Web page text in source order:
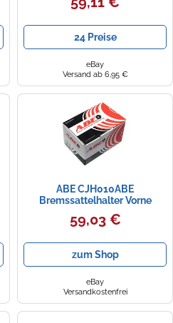
24 Preise
eBay
Versand ab 6,95 €
ABE CJH010ABE
Bremssattelhalter Vorne
Rechts für A3 Q2 Q3 LEON
KODIAQ I OCTAVIA
59,03 €
zum Shop
eBay
Versandkostenfrei